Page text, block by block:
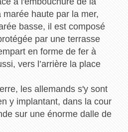
haute par la mer,
basse, il est composé
par une terrasse
en forme de fer à
vers l’arrière la place
les allemands s'y sont
y implantant, dans la cour
sur une énorme dalle de